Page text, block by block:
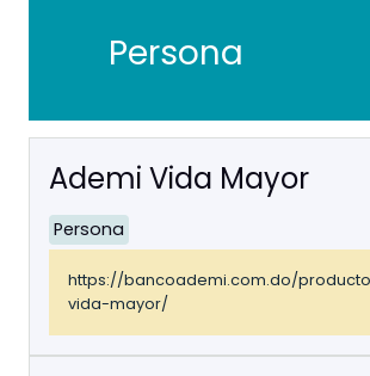
Persona
Ademi Vida Mayor
Persona
https://bancoademi.com.do/
vida-mayor/